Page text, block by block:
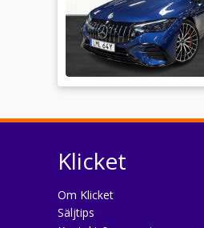
Klicket
Om Klicket
Säljtips